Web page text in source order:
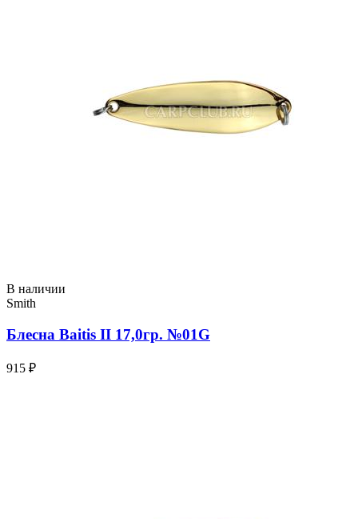
В наличии
Smith
Блесна Baitis II 17,0гр. №01G
915 ₽